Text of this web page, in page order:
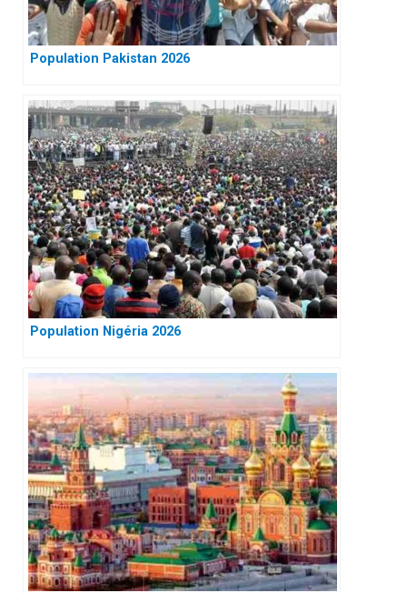
Population Pakistan 2026
Population Nigéria 2026